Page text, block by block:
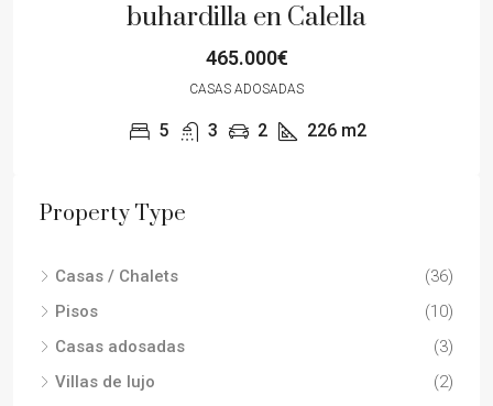
buhardilla en Calella
465.000€
CASAS ADOSADAS
5 3 2 226 m2
Property Type
Casas / Chalets
(36)
Pisos
(10)
Casas adosadas
(3)
Villas de lujo
(2)